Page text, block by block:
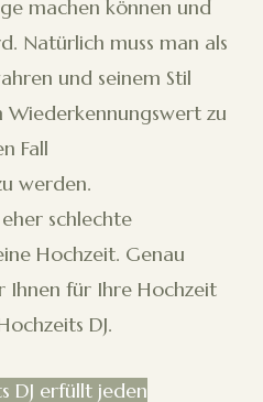
machen können und
Natürlich muss man als
und seinem Stil
Wiederkennungswert zu
Fall
werden.
schlechte
Hochzeit. Genau
Ihnen für Ihre Hochzeit
DJ.
DJ erfüllt jeden